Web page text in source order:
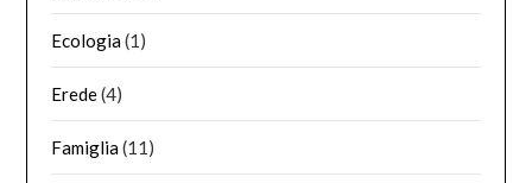
Ecologia(1)
Erede(4)
Famiglia(11)